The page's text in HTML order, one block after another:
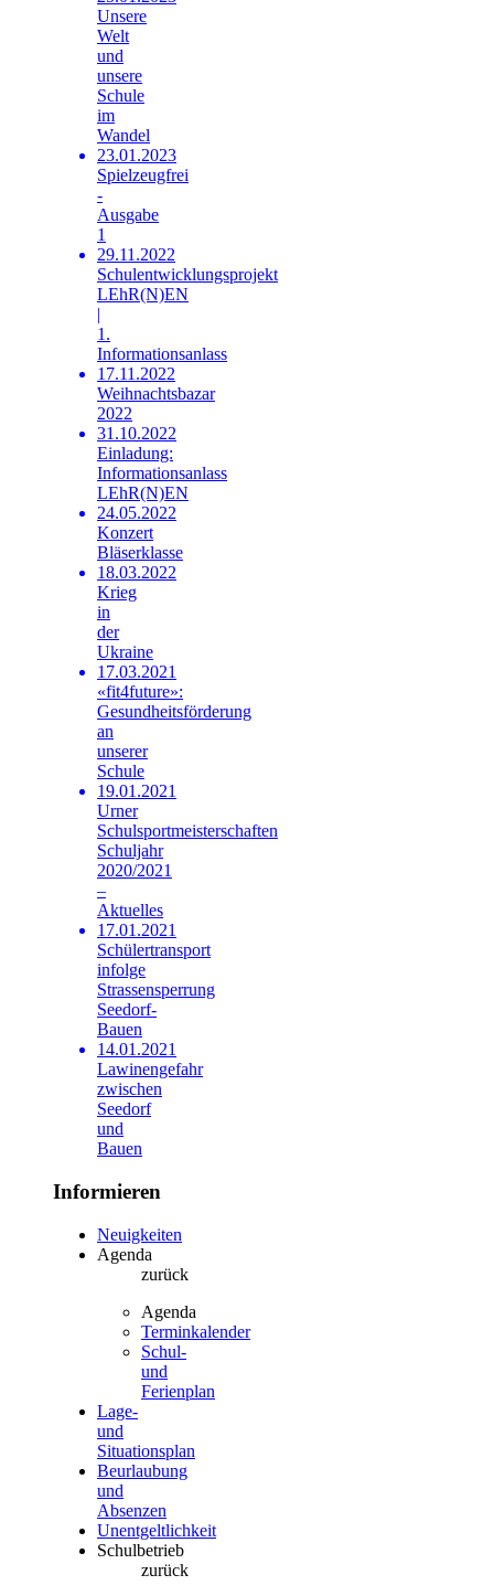
Unsere
Welt
und
unsere
Schule
im
Wandel
23.01.2023
Spielzeugfrei
-
Ausgabe
1
29.11.2022
Schulentwicklungsprojekt
LEhR(N)EN
|
1.
Informationsanlass
17.11.2022
Weihnachtsbazar
2022
31.10.2022
Einladung:
Informationsanlass
LEhR(N)EN
24.05.2022
Konzert
Bläserklasse
18.03.2022
Krieg
in
der
Ukraine
17.03.2021
«fit4future»:
Gesundheitsförderung
an
unserer
Schule
19.01.2021
Urner
Schulsportmeisterschaften
Schuljahr
2020/2021
–
Aktuelles
17.01.2021
Schülertransport
infolge
Strassensperrung
Seedorf-
Bauen
14.01.2021
Lawinengefahr
zwischen
Seedorf
und
Bauen
Informieren
Neuigkeiten
Agenda
zurück
Agenda
Terminkalender
Schul-
und
Ferienplan
Lage-
und
Situationsplan
Beurlaubung
und
Absenzen
Unentgeltlichkeit
Schulbetrieb
zurück